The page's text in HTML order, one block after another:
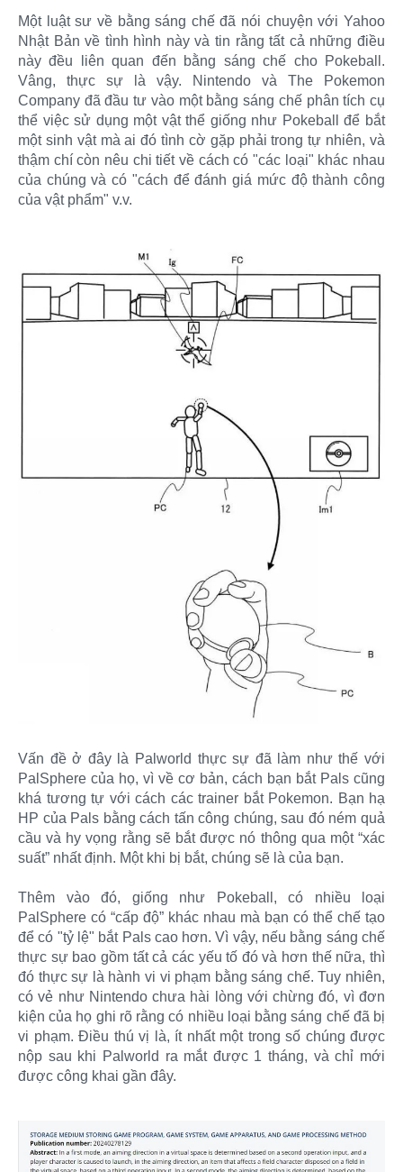
Một luật sư về bằng sáng chế đã nói chuyện với Yahoo
Nhật Bản về tình hình này và tin rằng tất cả những điều
này đều liên quan đến bằng sáng chế cho Pokeball.
Vâng, thực sự là vậy. Nintendo và The Pokemon
Company đã đầu tư vào một bằng sáng chế phân tích cụ
thể việc sử dụng một vật thể giống như Pokeball để bắt
một sinh vật mà ai đó tình cờ gặp phải trong tự nhiên, và
thậm chí còn nêu chi tiết về cách có "các loại" khác nhau
của chúng và có "cách để đánh giá mức độ thành công
của vật phẩm" v.v.
Vấn đề ở đây là Palworld thực sự đã làm như thế với
PalSphere của họ, vì về cơ bản, cách bạn bắt Pals cũng
khá tương tự với cách các trainer bắt Pokemon. Bạn hạ
HP của Pals bằng cách tấn công chúng, sau đó ném quả
cầu và hy vọng rằng sẽ bắt được nó thông qua một “xác
suất” nhất định. Một khi bị bắt, chúng sẽ là của bạn.
Thêm vào đó, giống như Pokeball, có nhiều loại
PalSphere có “cấp độ” khác nhau mà bạn có thể chế tạo
để có "tỷ lệ" bắt Pals cao hơn. Vì vậy, nếu bằng sáng chế
thực sự bao gồm tất cả các yếu tố đó và hơn thế nữa, thì
đó thực sự là hành vi vi phạm bằng sáng chế. Tuy nhiên,
có vẻ như Nintendo chưa hài lòng với chừng đó, vì đơn
kiện của họ ghi rõ rằng có nhiều loại bằng sáng chế đã bị
vi phạm. Điều thú vị là, ít nhất một trong số chúng được
nộp sau khi Palworld ra mắt được 1 tháng, và chỉ mới
được công khai gần đây.